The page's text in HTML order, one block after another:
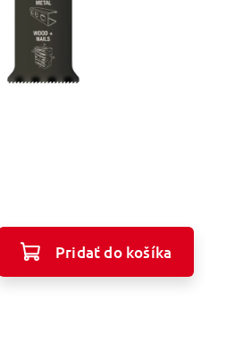
Pridať do košíka